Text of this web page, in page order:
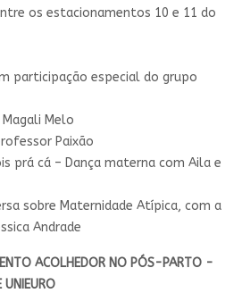
os estacionamentos 10 e 11 do
participação especial do grupo
Melo
Paixão
prá cá – Dança materna com Aila e
sobre Maternidade Atípica, com a
Andrade
ACOLHEDOR NO PÓS-PARTO -
UNIEURO